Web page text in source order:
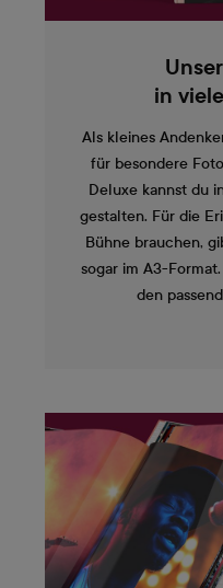
in
Als kleines
für besondere
Deluxe kannst du
gestalten. Für die
Bühne brauchen,
sogar im A3-
den